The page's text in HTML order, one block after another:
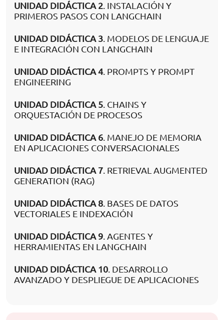
UNIDAD DIDÁCTICA 2. INSTALACIÓN Y
PRIMEROS PASOS CON LANGCHAIN
UNIDAD DIDÁCTICA 3. MODELOS DE LENGUAJE
E INTEGRACIÓN CON LANGCHAIN
UNIDAD DIDÁCTICA 4. PROMPTS Y PROMPT
ENGINEERING
UNIDAD DIDÁCTICA 5. CHAINS Y
ORQUESTACIÓN DE PROCESOS
UNIDAD DIDÁCTICA 6. MANEJO DE MEMORIA
EN APLICACIONES CONVERSACIONALES
UNIDAD DIDÁCTICA 7. RETRIEVAL AUGMENTED
GENERATION (RAG)
UNIDAD DIDÁCTICA 8. BASES DE DATOS
VECTORIALES E INDEXACIÓN
UNIDAD DIDÁCTICA 9. AGENTES Y
HERRAMIENTAS EN LANGCHAIN
UNIDAD DIDÁCTICA 10. DESARROLLO
AVANZADO Y DESPLIEGUE DE APLICACIONES